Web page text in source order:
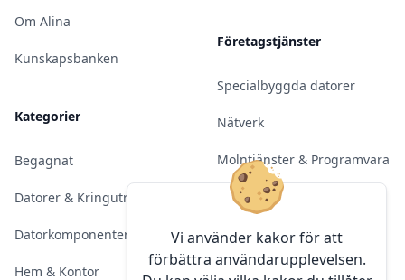
Vi använder kakor för att
förbättra användarupplevelsen.
Om Alina
Kunskapsbanken
Kategorier
Begagnat
Datorer & Kringutrustning
Datorkomponenter
Hem & Kontor
Företagstjänster
Specialbyggda datorer
Nätverk
Molntjänster & Programvara
Server & Backup
Kameraövervakning
Konferens & Public Display